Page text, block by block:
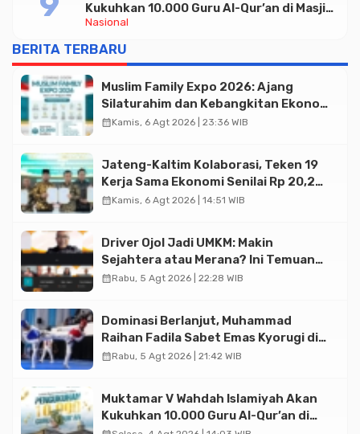
Nasional
Kukuhkan 10.000 Guru Al-Qur’an di Masjid
Istiqlal
BERITA TERBARU
Muslim Family Expo 2026: Ajang
Silaturahim dan Kebangkitan Ekonomi
Halal di Jakarta
calendar_monthKamis, 6 Agt 2026 | 23:36 WIB
Jateng-Kaltim Kolaborasi, Teken 19
Kerja Sama Ekonomi Senilai Rp 20,2
Triliun
calendar_monthKamis, 6 Agt 2026 | 14:51 WIB
Driver Ojol Jadi UMKM: Makin
Sejahtera atau Merana? Ini Temuan
Diskusi Paramadina
calendar_monthRabu, 5 Agt 2026 | 22:28 WIB
Dominasi Berlanjut, Muhammad
Raihan Fadila Sabet Emas Kyorugi di
Asian Taekwondo Indonesia Open
calendar_monthRabu, 5 Agt 2026 | 21:42 WIB
Muktamar V Wahdah Islamiyah Akan
Kukuhkan 10.000 Guru Al-Qur’an di